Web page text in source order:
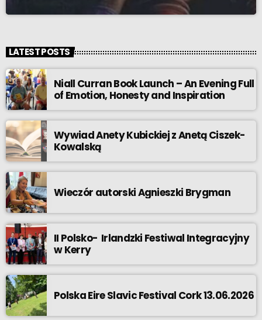
LATEST POSTS
Niall Curran Book Launch – An Evening Full
of Emotion, Honesty and Inspiration
Wywiad Anety Kubickiej z Anetą Ciszek-
Kowalską
Wieczór autorski Agnieszki Brygman
II Polsko- Irlandzki Festiwal Integracyjny
w Kerry
Polska Eire Slavic Festival Cork 13.06.2026